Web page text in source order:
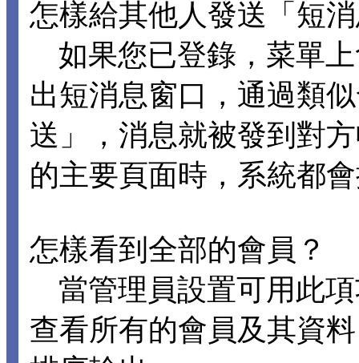
怎樣給其他人發送「短
如果您已登錄，菜單
出短消息窗口，通過類
送」，消息就被發到對
的主要頁面時，系統都
怎樣看到全部的會員？
當管理員設置可用此
查看所有的會員及其資